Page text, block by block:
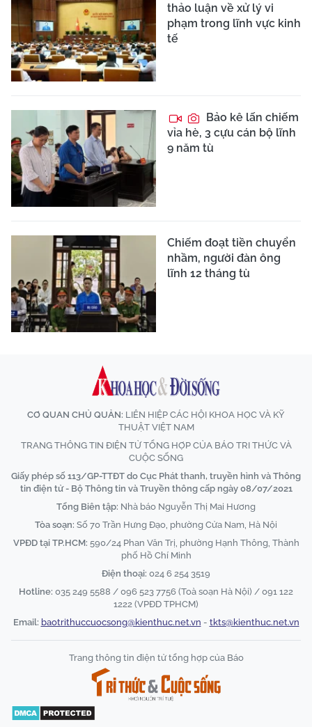
thảo luận về xử lý vi
phạm trong lĩnh vực kinh
tế
Bảo kê lấn chiếm
vỉa hè, 3 cựu cán bộ lĩnh
9 năm tù
Chiếm đoạt tiền chuyển
nhầm, người đàn ông
lĩnh 12 tháng tù
CƠ QUAN CHỦ QUẢN: LIÊN HIỆP CÁC HỘI KHOA HỌC VÀ KỸ
THUẬT VIỆT NAM
TRANG THÔNG TIN ĐIỆN TỬ TỔNG HỢP CỦA BÁO TRI THỨC VÀ
CUỘC SỐNG
Giấy phép số 113/GP-TTĐT do Cục Phát thanh, truyền hình và Thông
tin điện tử - Bộ Thông tin và Truyền thông cấp ngày 08/07/2021
Tổng Biên tập: Nhà báo Nguyễn Thị Mai Hương
Tòa soạn: Số 70 Trần Hưng Đạo, phường Cửa Nam, Hà Nội
VPĐD tại TP.HCM: 590/24 Phan Văn Trị, phường Hạnh Thông, Thành
phố Hồ Chí Minh
Điện thoại: 024 6 254 3519
Hotline: 035 249 5588 / 096 523 7756 (Toà soạn Hà Nội) / 091 122
1222 (VPĐD TPHCM)
Email: baotrithuccuocsong@kienthuc.net.vn - tkts@kienthuc.net.vn
Trang thông tin điện tử tổng hợp của Báo